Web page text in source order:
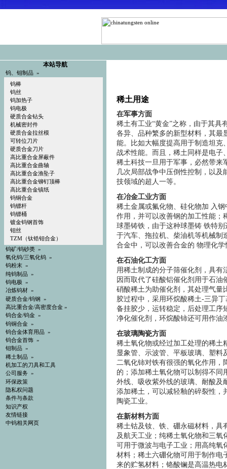
本站导航
钨、钼制品 »
钨棒
钨丝
钨加热子
钨电极
硬质合金钻头
机械密封件
硬质合金拉丝模
可转位刀片
硬质合金刀片
高比重合金屏蔽件
高比重合金曲轴
高比重合金渔坠子
高比重合金铆钉顶棒
高比重合金镇纸
钨铜合金
钨镖杆
钨镖桶
镀金钨钢首饰
钼丝
TZM（钛锆钼合金）
钨矿/钨砂类 »
氧化钨/三氧化钨 »
钨粉末 »
纯钨制品 »
钨电极 »
冶炼钨材 »
硬质合金/钨钢 »
高比重合金/高密度合金 »
钨合金/钨金 »
钨铜合金 »
钨合金体育用品 »
钨合金首饰 »
钼制品 »
稀土制品 »
机加工的刀具和工具
公司服务 »
环保政策
隐私权问题
条件与条款
知识产权
友情链接
中钨相关网页
稀土用途
在军事方面
稀土有工业“黄金”之称，由于其具
各异、品种繁多的新型材料，其最
能。比如大幅度提高用于制造坦克
战术性能。而且，稀土同样是电子
稀土科技一旦用于军事，必然带来
几次局部战争中压倒性控制，以
技领域的超人一等。
在冶金工业方面
稀土金属或氟化物、硅化物加 入
作用，并可以改善钢的加工性能；
球墨铸铁，由于这种球墨铸 铁特
于汽车、拖拉机、柴油机等机械制
合金中，可以改善合金的 物理化
在石油化工方面
用稀土制成的分子筛催化剂，具
因而取代了硅酸铝催化剂用于石
硝酸稀土为助催化剂，其处理气量
胶过程中，采用环烷酸稀土-三异
备挂胶少，运转稳定，后处理工序
净化催化剂，环烷酸铈还可用作油
在玻璃陶瓷方面
稀土氧化物或经过加工处理的稀土
显象管、示波管、平板玻璃、塑
二氧化铈对铁有很强的氧化作用
的；添加稀土氧化物可以制得不
外线、吸收紫外线的玻璃、耐酸及
添加稀土，可以减轻釉的碎裂性，
陶瓷工业。
在新材料方面
稀土钴及钕、铁、硼永磁材料，具
及航天工业；纯稀土氧化物和三
可用于微波与电子工业；用高纯氧
材料；稀土六硼化物可用于制作电
来的贮氢材料；铬酸镧是高温热电